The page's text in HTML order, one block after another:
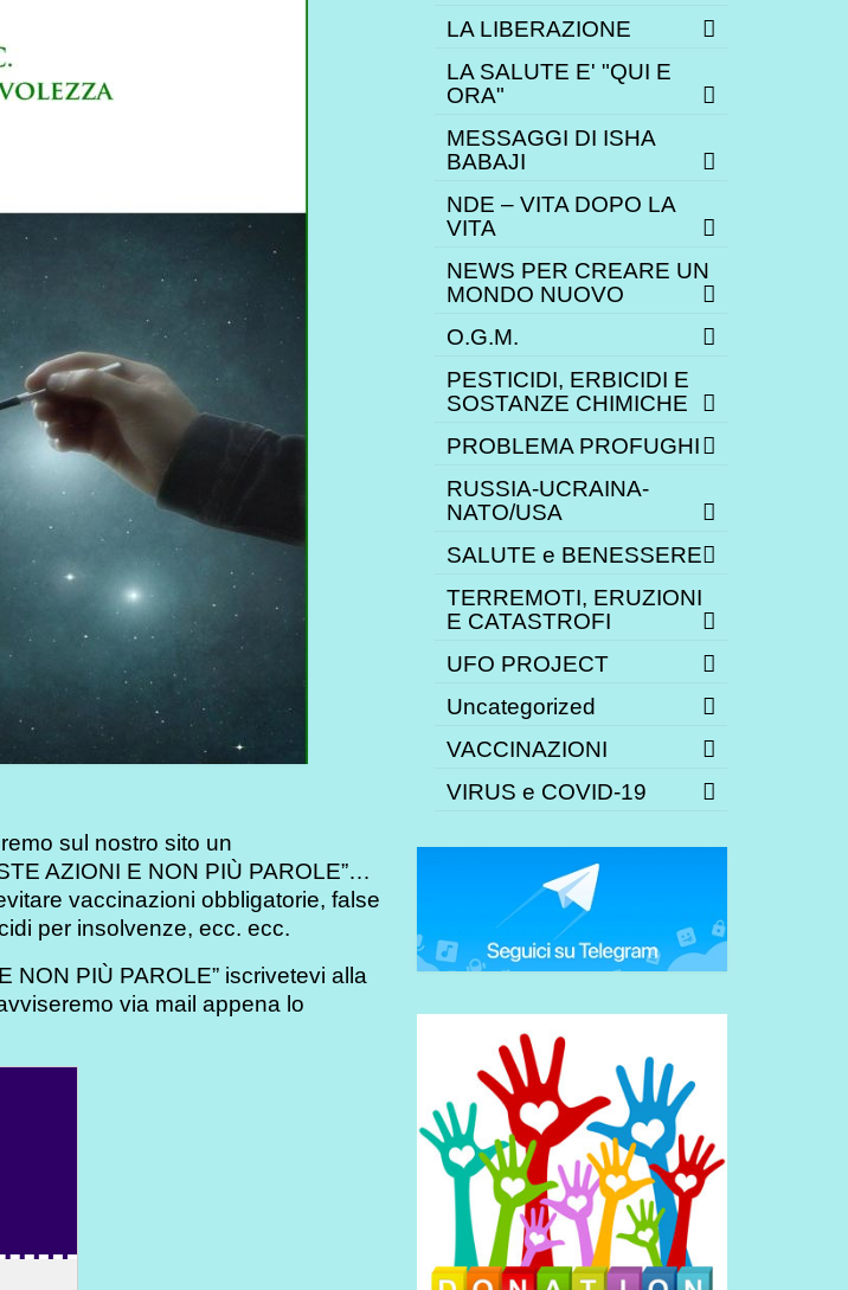
sul nostro sito un
AZIONI E NON PIÙ PAROLE”…
vaccinazioni obbligatorie, false
per insolvenze, ecc. ecc.
NON PIÙ PAROLE” iscrivetevi alla
via mail appena lo
LA LIBERAZIONE
LA SALUTE E' "QUI E
ORA"
MESSAGGI DI ISHA
BABAJI
NDE – VITA DOPO LA
VITA
NEWS PER CREARE UN
MONDO NUOVO
O.G.M.
PESTICIDI, ERBICIDI E
SOSTANZE CHIMICHE
PROBLEMA PROFUGHI
RUSSIA-UCRAINA-
NATO/USA
SALUTE e BENESSERE
TERREMOTI, ERUZIONI
E CATASTROFI
UFO PROJECT
Uncategorized
VACCINAZIONI
VIRUS e COVID-19